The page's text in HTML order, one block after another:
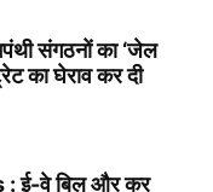
संगठनों का ‘जेल
का घेराव कर दी
ई-वे बिल और कर